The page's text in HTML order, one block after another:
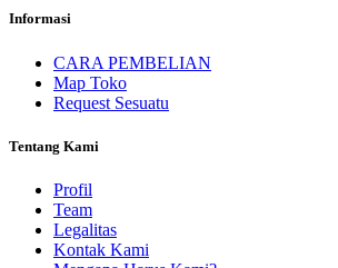
Informasi
CARA PEMBELIAN
Map Toko
Request Sesuatu
Tentang Kami
Profil
Team
Legalitas
Kontak Kami